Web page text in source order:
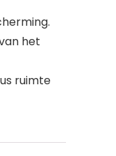
het
ruimte